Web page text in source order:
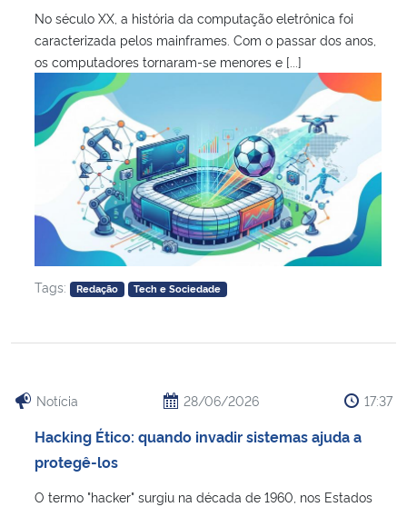
No século XX, a história da computação eletrônica foi
caracterizada pelos mainframes. Com o passar dos anos,
os computadores tornaram-se menores e [...]
Tags: Redação Tech e Sociedade
Notícia 28/06/2026 17:37
Hacking Ético: quando invadir sistemas ajuda a
protegê-los
O termo "hacker" surgiu na década de 1960, nos Estados